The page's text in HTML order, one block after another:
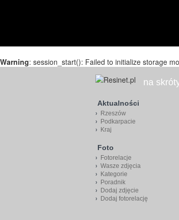
Warning: session_start(): Failed to initialize storage
na
Aktualności
Rzeszów
Podkarpacie
Kraj
Foto
Fotorelacje
Wasze zdjęcia
Kategorie
Poradnik
Dodaj zdjęcie
Dodaj fotorelację